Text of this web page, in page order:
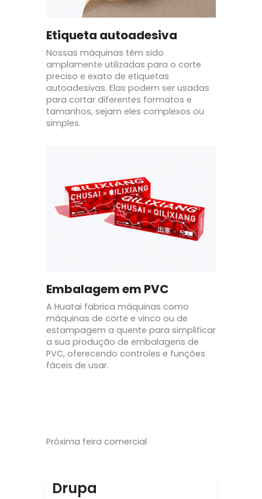
Etiqueta autoadesiva
Nossas máquinas têm sido
amplamente utilizadas para o corte
preciso e exato de etiquetas
autoadesivas. Elas podem ser usadas
para cortar diferentes formatos e
tamanhos, sejam eles complexos ou
simples.
Embalagem em PVC
A Huatai fabrica máquinas como
máquinas de corte e vinco ou de
estampagem a quente para simplificar
a sua produção de embalagens de
PVC, oferecendo controles e funções
fáceis de usar.
Próxima feira comercial
Drupa